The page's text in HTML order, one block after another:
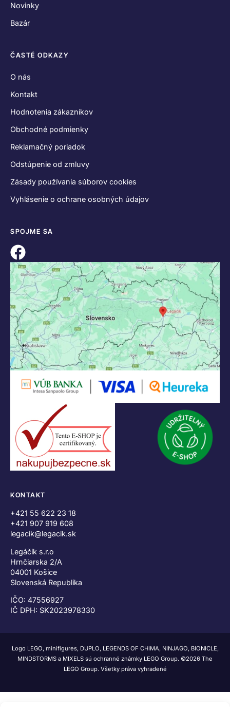
Novinky
Bazár
ČASTÉ ODKAZY
O nás
Kontakt
Hodnotenia zákazníkov
Obchodné podmienky
Reklamačný poriadok
Odstúpenie od zmluvy
Zásady používania súborov cookies
Vyhlásenie o ochrane osobných údajov
SPOJME SA
KONTAKT
+421 55 622 23 18
+421 907 919 608
legacik@legacik.sk
Legáčik s.r.o
Hrnčiarska 2/A
04001 Košice
Slovenská Republika
IČO: 47556927
IČ DPH: SK2023978330
Logo LEGO, minifigures, DUPLO, LEGENDS OF CHIMA, NINJAGO, BIONICLE,
MINDSTORMS a MIXELS sú ochranné známky LEGO Group. ©2026 The
LEGO Group. Všetky práva vyhradené